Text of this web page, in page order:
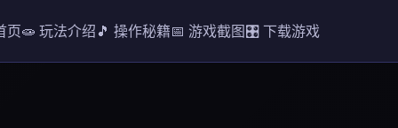
页🧫 玩法介绍🎵 操作秘籍📅 游戏截图🎛️ 下载游戏